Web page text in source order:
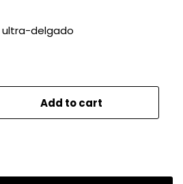
ultra-delgado
Add to cart